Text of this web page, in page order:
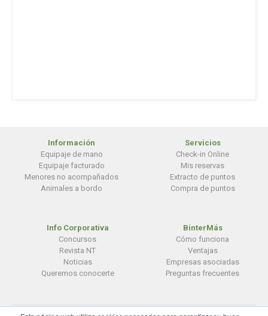
Información
Equipaje de mano
Equipaje facturado
Menores no acompañados
Animales a bordo
Servicios
Check-in Online
Mis reservas
Extracto de puntos
Compra de puntos
Info Corporativa
Concursos
Revista NT
Noticias
Queremos conocerte
BinterMás
Cómo funciona
Ventajas
Empresas asociadas
Preguntas frecuentes